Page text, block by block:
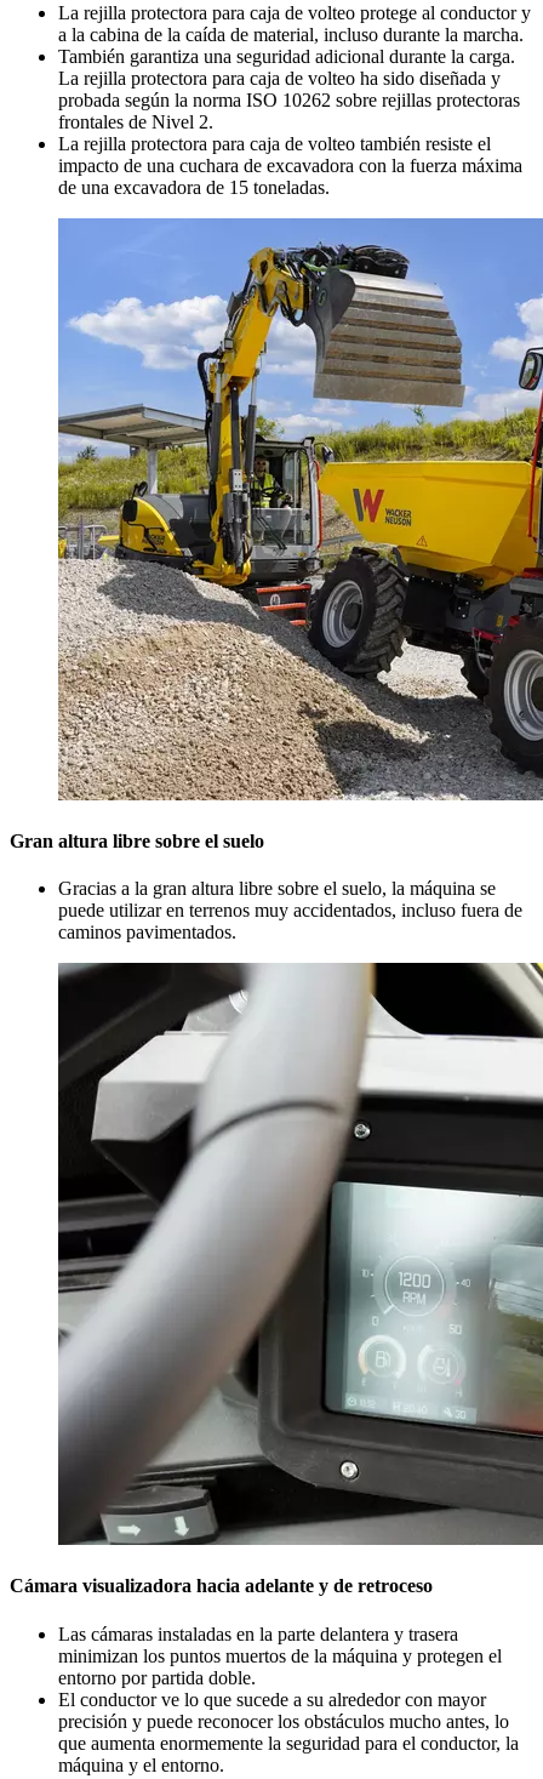
La rejilla protectora para caja de volteo protege al conductor y
a la cabina de la caída de material, incluso durante la marcha.
También garantiza una seguridad adicional durante la carga.
La rejilla protectora para caja de volteo ha sido diseñada y
probada según la norma ISO 10262 sobre rejillas protectoras
frontales de Nivel 2.
La rejilla protectora para caja de volteo también resiste el
impacto de una cuchara de excavadora con la fuerza máxima
de una excavadora de 15 toneladas.
Gran altura libre sobre el suelo
Gracias a la gran altura libre sobre el suelo, la máquina se
puede utilizar en terrenos muy accidentados, incluso fuera de
caminos pavimentados.
Cámara visualizadora hacia adelante y de retroceso
Las cámaras instaladas en la parte delantera y trasera
minimizan los puntos muertos de la máquina y protegen el
entorno por partida doble.
El conductor ve lo que sucede a su alrededor con mayor
precisión y puede reconocer los obstáculos mucho antes, lo
que aumenta enormemente la seguridad para el conductor, la
máquina y el entorno.